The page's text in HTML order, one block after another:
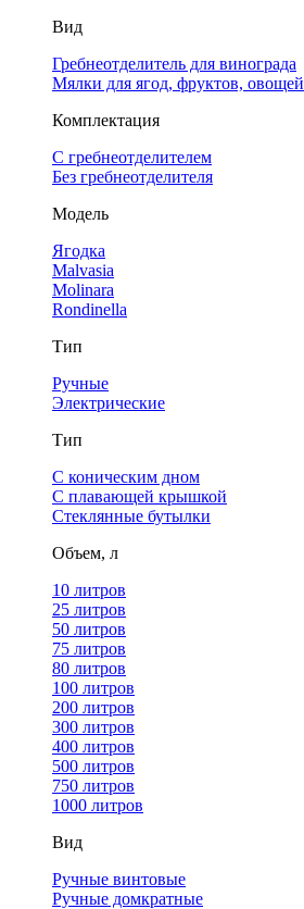
Вид
Гребнеотделитель для винограда
Мялки для ягод, фруктов, овощей
Комплектация
С гребнеотделителем
Без гребнеотделителя
Модель
Ягодка
Malvasia
Molinara
Rondinella
Тип
Ручные
Электрические
Тип
С коническим дном
С плавающей крышкой
Стеклянные бутылки
Объем, л
10 литров
25 литров
50 литров
75 литров
80 литров
100 литров
200 литров
300 литров
400 литров
500 литров
750 литров
1000 литров
Вид
Ручные винтовые
Ручные домкратные